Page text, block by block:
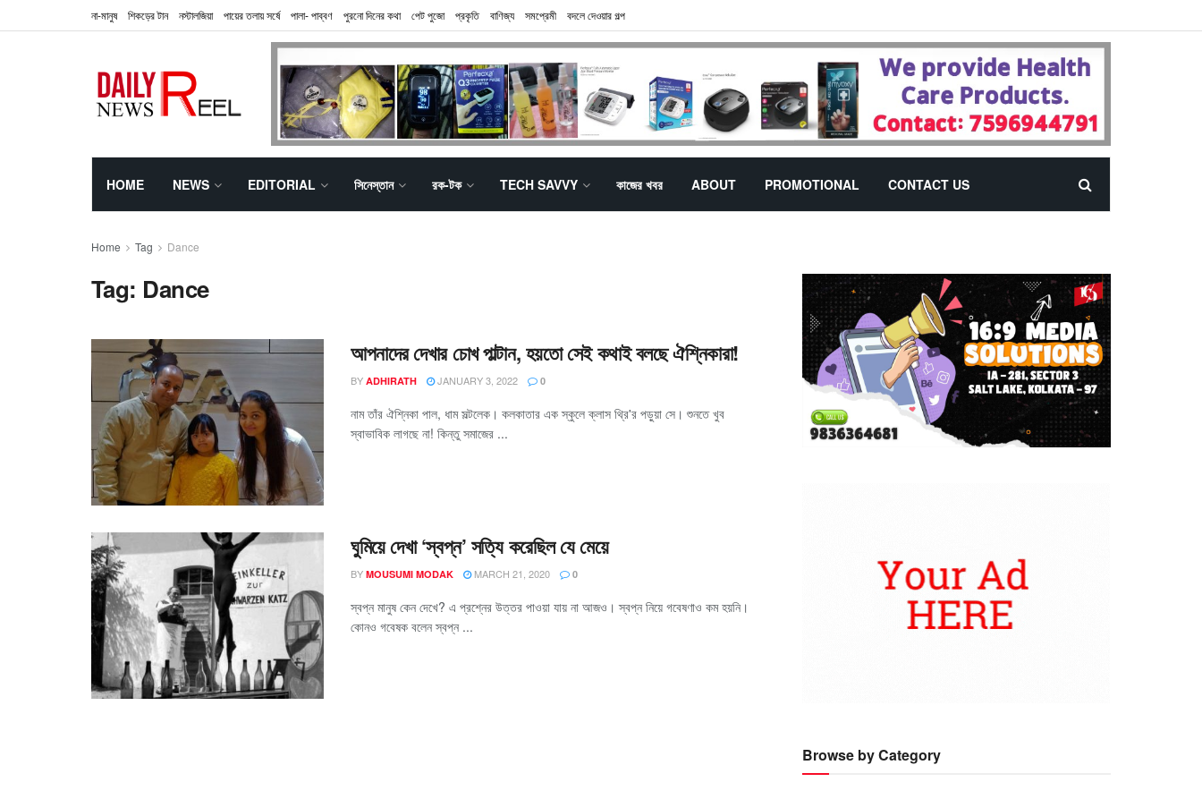
না-মানুষ শিকড়ের টান নস্টালজিয়া পায়ের তলায় সর্ষে পালা- পাব্বণ পুরনো দিনের কথা পেট পুজো প্রকৃতি বাণিজ্য সমপ্রেমী বদলে দেওয়ার গল্প
HOME NEWS EDITORIAL সিনেস্তান রক-টক TECH SAVVY কাজের খবর ABOUT PROMOTIONAL CONTACT US
Home Tag Dance
Tag: Dance
আপনাদের দেখার চোখ পাল্টান, হয়তো সেই কথাই বলছে ঐশ্নিকারা!
BY ADHIRATH JANUARY 3, 2022 0
নাম তাঁর ঐশ্নিকা পাল, ধাম সল্টলেক। কলকাতার এক স্কুলে ক্লাস থ্রি'র পড়ুয়া সে। শুনতে খুব
স্বাভাবিক লাগছে না! কিন্তু সমাজের ...
ঘুমিয়ে দেখা ‘স্বপ্ন’ সত্যি করেছিল যে মেয়ে
BY MOUSUMI MODAK MARCH 21, 2020 0
স্বপ্ন মানুষ কেন দেখে? এ প্রশ্নের উত্তর পাওয়া যায় না আজও। স্বপ্ন নিয়ে গবেষণাও কম হয়নি।
কোনও গবেষক বলেন স্বপ্ন ...
Browse by Category